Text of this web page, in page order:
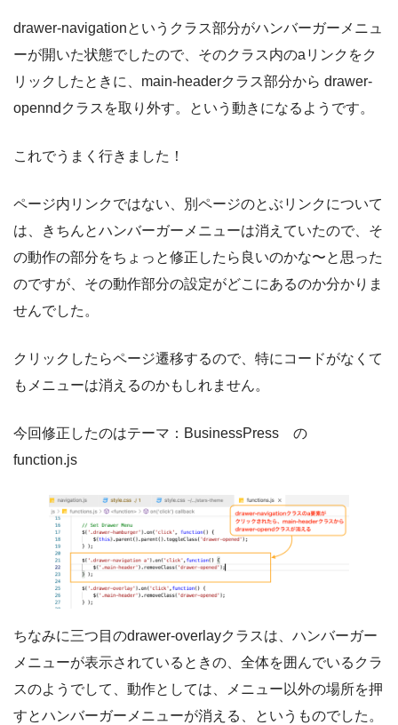
drawer-navigationというクラス部分がハンバーガーメニュ
ーが開いた状態でしたので、そのクラス内のaリンクをク
リックしたときに、main-headerクラス部分から drawer-
openndクラスを取り外す。という動きになるようです。
これでうまく行きました！
ページ内リンクではない、別ページのとぶリンクについて
は、きちんとハンバーガーメニューは消えていたので、そ
の動作の部分をちょっと修正したら良いのかな〜と思った
のですが、その動作部分の設定がどこにあるのか分かりま
せんでした。
クリックしたらページ遷移するので、特にコードがなくて
もメニューは消えるのかもしれません。
今回修正したのはテーマ：BusinessPress の
function.js
ちなみに三つ目のdrawer-overlayクラスは、ハンバーガー
メニューが表示されているときの、全体を囲んでいるクラ
スのようでして、動作としては、メニュー以外の場所を押
すとハンバーガーメニューが消える、というものでした。